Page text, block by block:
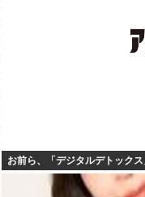
お前ら、「デジタルデトック